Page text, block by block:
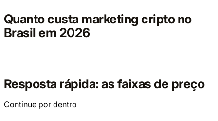
Quanto custa marketing cripto no
Brasil em 2026
Resposta rápida: as faixas de preço
Continue por dentro